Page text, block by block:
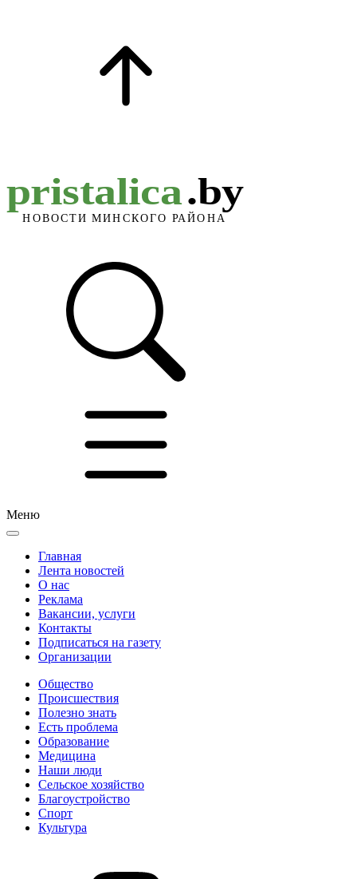
Меню
Главная
Лента новостей
О нас
Реклама
Вакансии, услуги
Контакты
Подписаться на газету
Организации
Общество
Происшествия
Полезно знать
Есть проблема
Образование
Медицина
Наши люди
Сельское хозяйство
Благоустройство
Спорт
Культура